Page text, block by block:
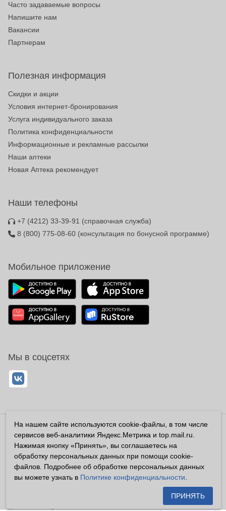
Часто задаваемые вопросы
Напишите нам
Вакансии
Партнерам
Полезная информация
Скидки и акции
Условия интернет-бронирования
Услуга индивидуального заказа
Политика конфиденциальности
Информационные и рекламные рассылки
Наши аптеки
Новая Аптека рекомендует
Наши телефоны
+7 (4212) 33-39-91 (справочная служба)
8 (800) 775-08-60 (консультация по бонусной программе)
Мобильное приложение
Мы в соцсетях
Владелец сайта ООО «Суперфарма» ОГРН 1032700302194
Все права защищены ©2026
Информация, размещенная на данном сайте имеет
справочный характер, и не должна восприниматься
посетителями сайта как публичная оферта, предусмотренная
На нашем сайте используются cookie-файлы, в том числе
сервисов веб-аналитики Яндекс.Метрика и top.mail.ru.
Нажимая кнопку «Принять», вы соглашаетесь на
обработку персональных данных при помощи cookie-
файлов. Подробнее об обработке персональных данных
вы можете узнать в Политике конфиденциальности
ПРИНЯТЬ